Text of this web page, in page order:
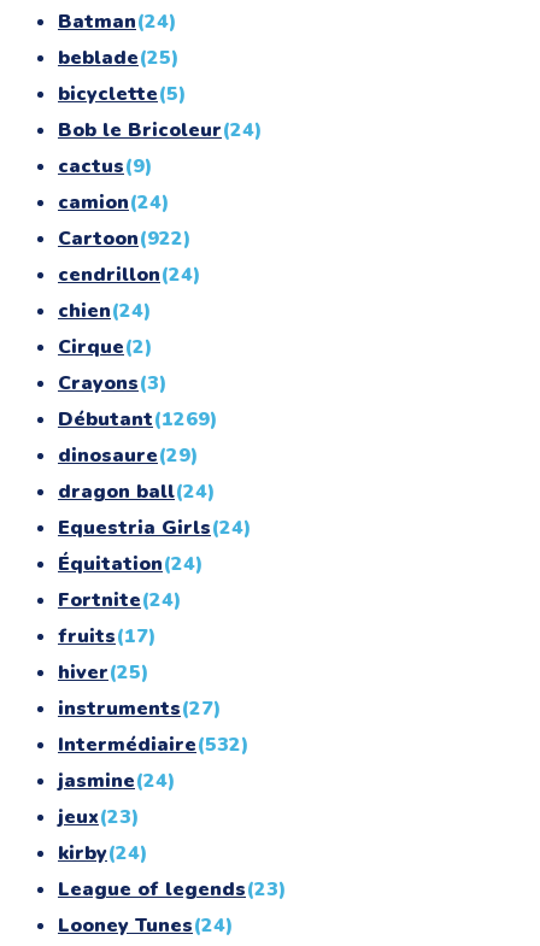
Batman(24)
beblade(25)
bicyclette(5)
Bob le Bricoleur(24)
cactus(9)
camion(24)
Cartoon(922)
cendrillon(24)
chien(24)
Cirque(2)
Crayons(3)
Débutant(1269)
dinosaure(29)
dragon ball(24)
Equestria Girls(24)
Équitation(24)
Fortnite(24)
fruits(17)
hiver(25)
instruments(27)
Intermédiaire(532)
jasmine(24)
jeux(23)
kirby(24)
League of legends(23)
Looney Tunes(24)